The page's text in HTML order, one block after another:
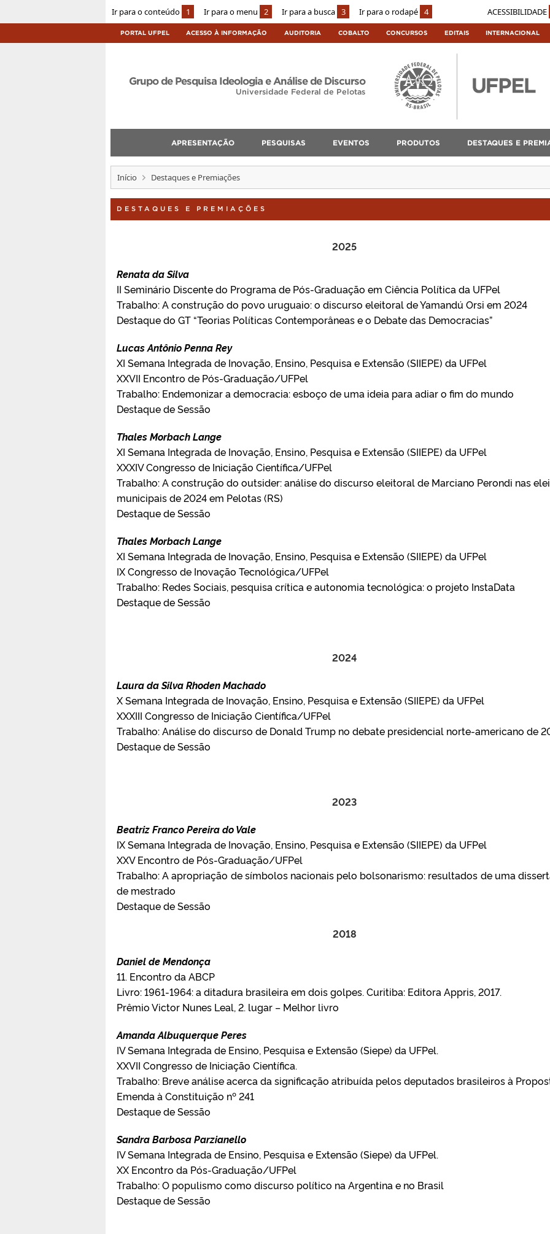
Ir para o conteúdo 1 Ir para o menu 2 Ir para a busca 3 Ir para o rodapé 4 ACESSIBILIDADE
PORTAL UFPEL ACESSO À INFORMAÇÃO AUDITORIA COBALTO CONCURSOS EDITAIS INTERNACIONAL
Grupo de Pesquisa Ideologia e Análise de Discurso
Universidade Federal de Pelotas
APRESENTAÇÃO PESQUISAS EVENTOS PRODUTOS DESTAQUES E
Início Destaques e Premiações
DESTAQUES E PREMIAÇÕES
2025
Renata da Silva
II Seminário Discente do Programa de Pós-Graduação em Ciência Política da UFPel
Trabalho: A construção do povo uruguaio: o discurso eleitoral de Yamandú Orsi em 2024
Destaque do GT “Teorias Políticas Contemporâneas e o Debate das Democracias”
Lucas Antônio Penna Rey
XI Semana Integrada de Inovação, Ensino, Pesquisa e Extensão (SIIEPE) da UFPel
XXVII Encontro de Pós-Graduação/UFPel
Trabalho: Endemonizar a democracia: esboço de uma ideia para adiar o fim do mundo
Destaque de Sessão
Thales Morbach Lange
XI Semana Integrada de Inovação, Ensino, Pesquisa e Extensão (SIIEPE) da UFPel
XXXIV Congresso de Iniciação Científica/UFPel
Trabalho: A construção do outsider: análise do discurso eleitoral de Marciano Perondi nas
municipais de 2024 em Pelotas (RS)
Destaque de Sessão
Thales Morbach Lange
XI Semana Integrada de Inovação, Ensino, Pesquisa e Extensão (SIIEPE) da UFPel
IX Congresso de Inovação Tecnológica/UFPel
Trabalho: Redes Sociais, pesquisa crítica e autonomia tecnológica: o projeto InstaData
Destaque de Sessão
2024
Laura da Silva Rhoden Machado
X Semana Integrada de Inovação, Ensino, Pesquisa e Extensão (SIIEPE) da UFPel
XXXIII Congresso de Iniciação Científica/UFPel
Trabalho: Análise do discurso de Donald Trump no debate presidencial norte-americano de
Destaque de Sessão
2023
Beatriz Franco Pereira do Vale
IX Semana Integrada de Inovação, Ensino, Pesquisa e Extensão (SIIEPE) da UFPel
XXV Encontro de Pós-Graduação/UFPel
Trabalho: A apropriação de símbolos nacionais pelo bolsonarismo: resultados de uma
de mestrado
Destaque de Sessão
2018
Daniel de Mendonça
11. Encontro da ABCP
Livro: 1961-1964: a ditadura brasileira em dois golpes. Curitiba: Editora Appris, 2017.
Prêmio Victor Nunes Leal, 2. lugar – Melhor livro
Amanda Albuquerque Peres
IV Semana Integrada de Ensino, Pesquisa e Extensão (Siepe) da UFPel.
XXVII Congresso de Iniciação Científica.
Trabalho: Breve análise acerca da significação atribuída pelos deputados brasileiros à
Emenda à Constituição nº 241
Destaque de Sessão
Sandra Barbosa Parzianello
IV Semana Integrada de Ensino, Pesquisa e Extensão (Siepe) da UFPel.
XX Encontro da Pós-Graduação/UFPel
Trabalho: O populismo como discurso político na Argentina e no Brasil
Destaque de Sessão